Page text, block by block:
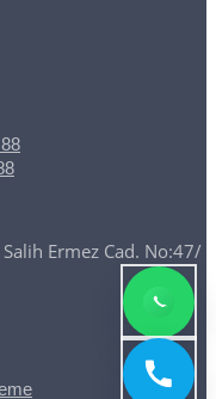
Ermez Cad. No:47/